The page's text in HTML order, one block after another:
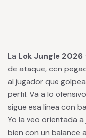
La Lok Jungle 2026
de ataque, con
al jugador que
perfil. Va a lo
sigue esa línea con
Yo la veo orientada
bien con un balance